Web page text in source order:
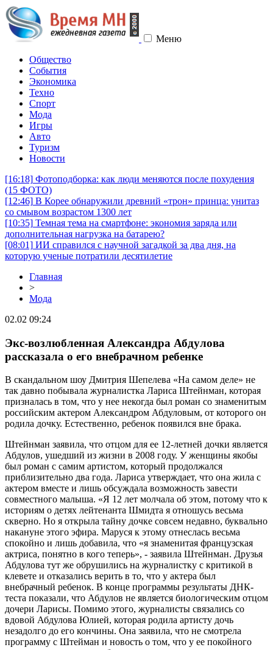
Меню
Общество
События
Экономика
Техно
Спорт
Мода
Игры
Авто
Туризм
Новости
[16:18] Фотоподборка: как люди меняются после похудения
(15 ФОТО)
[12:46] В Корее обнаружили древний «трон» принца: унитаз
со смывом возрастом 1300 лет
[10:35] Темная тема на смартфоне: экономия заряда или
дополнительная нагрузка на батарею?
[08:01] ИИ справился с научной загадкой за два дня, на
которую ученые потратили десятилетие
Главная
>
Мода
02.02 09:24
Экс-возлюбленная Александра Абдулова
рассказала о его внебрачном ребенке
В скандальном шоу Дмитрия Шепелева «На самом деле» не
так давно побывала журналистка Лариса Штейнман, которая
призналась в том, что у нее некогда был роман со знаменитым
российским актером Александром Абдуловым, от которого он
родила дочку. Естественно, ребенок появился вне брака.
Штейнман заявила, что отцом для ее 12-летней дочки является
Абдулов, ушедший из жизни в 2008 году. У женщины якобы
был роман с самим артистом, который продолжался
приблизительно два года. Лариса утверждает, что она жила с
актером вместе и лишь обсуждала возможность завести
совместного малыша. «Я 12 лет молчала об этом, потому что к
историям о детях лейтенанта Шмидта я отношусь весьма
скверно. Но я открыла тайну дочке совсем недавно, буквально
накануне этого эфира. Маруся к этому отнеслась весьма
спокойно и лишь добавила, что «я знаменитая французская
актриса, понятно в кого теперь», - заявила Штейнман. Друзья
Абдулова тут же обрушились на журналистку с критикой в
клевете и отказались верить в то, что у актера был
внебрачный ребенок. В конце программы результаты ДНК-
теста показали, что Абдулов не является биологическим отцом
дочери Ларисы. Помимо этого, журналисты связались со
вдовой Абдулова Юлией, которая родила артисту дочь
незадолго до его кончины. Она заявила, что не смотрела
программу с Штейман и новость о том, что у ее покойного